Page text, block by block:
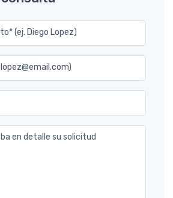
(ej. Diego Lopez)
en detalle su solicitud